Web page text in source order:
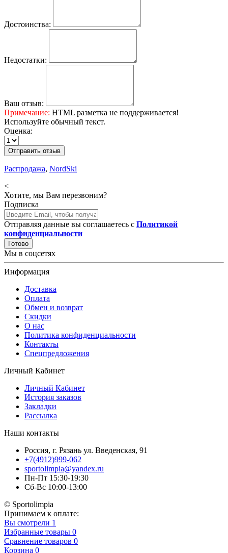
Достоинства:
Недостатки:
Ваш отзыв:
Примечание: HTML разметка не поддерживается!
Используйте обычный текст.
Оценка:
Отправить отзыв
Распродажа, NordSki
<
Хотите, мы Вам перезвоним?
Подписка
Отправляя данные вы соглашаетесь с Политикой
конфиденциальности
Готово
Мы в соцсетях
Информация
Доставка
Оплата
Обмен и возврат
Скидки
О нас
Политика конфиденциальности
Контакты
Спецпредложения
Личный Кабинет
Личный Кабинет
История заказов
Закладки
Рассылка
Наши контакты
Россия, г. Рязань ул. Введенская, 91
+7(4912)999-062
sportolimpia@yandex.ru
Пн-Пт 15:30-19:30
Сб-Вс 10:00-13:00
© Sportolimpia
Принимаем к оплате:
Вы смотрели 1
Избранные товары 0
Сравнение товаров 0
Корзина 0